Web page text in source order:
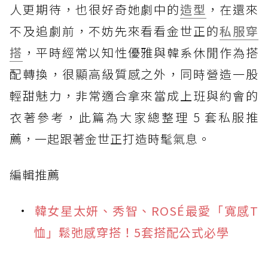
人更期待，也很好奇她劇中的造型 ，在還來
不及追劇前，不妨先來看看金世正的私服穿
搭 ，平時經常以知性優雅與韓系休閒作為搭
配轉換，很顯高級質感之外，同時營造一股
輕甜魅力，非常適合拿來當成上班與約會的
衣著參考，此篇為大家總整理 5 套私服推
薦，一起跟著金世正打造時髦氣息。
編輯推薦
韓女星太妍、秀智、ROSÉ最愛「寬感T
恤」鬆弛感穿搭！5套搭配公式必學